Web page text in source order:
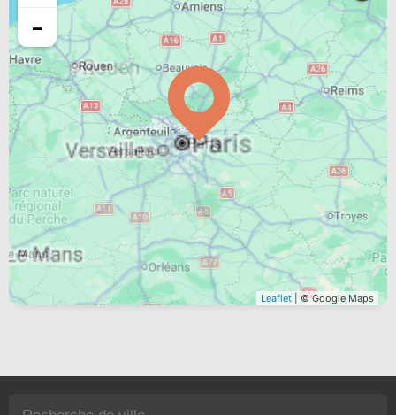
−
Leaflet | © Google Maps